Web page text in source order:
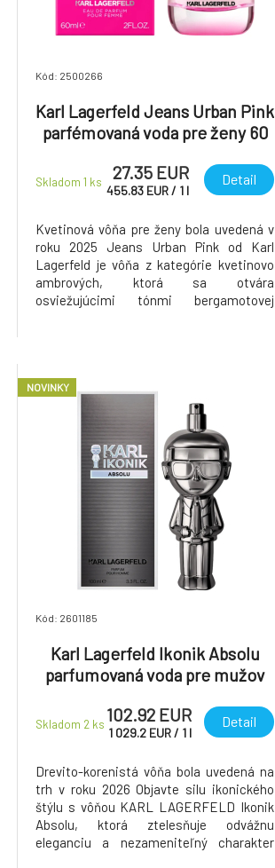
Kód: 2500266
Karl Lagerfeld Jeans Urban Pink
parfémovaná voda pre ženy 60
Skladom 1 ks 27.35 EUR
455.83 EUR/ 1 l
Detail
Kvetinová vôňa pre ženy bola uvedená v
roku 2025 Jeans Urban Pink od Karl
Lagerfeld je vôňa z kategórie kvetinovo
ambrových, ktorá sa otvára
osviežujúcimi tónmi bergamotovej
ktoré vô
NOVINKY
Kód: 2601185
Karl Lagerfeld Ikonik Absolu
parfumovaná voda pre mužov
Skladom 2 ks 102.92 EUR
1 029.2 EUR/ 1 l
Detail
Drevito-korenistá vôňa bola uvedená na
trh v roku 2026 Objavte silu ikonického
štýlu s vôňou KARL LAGERFELD Ikonik
Absolu, ktorá ztelesňuje odvážnu
eleganciu a nezameniteľný charakter